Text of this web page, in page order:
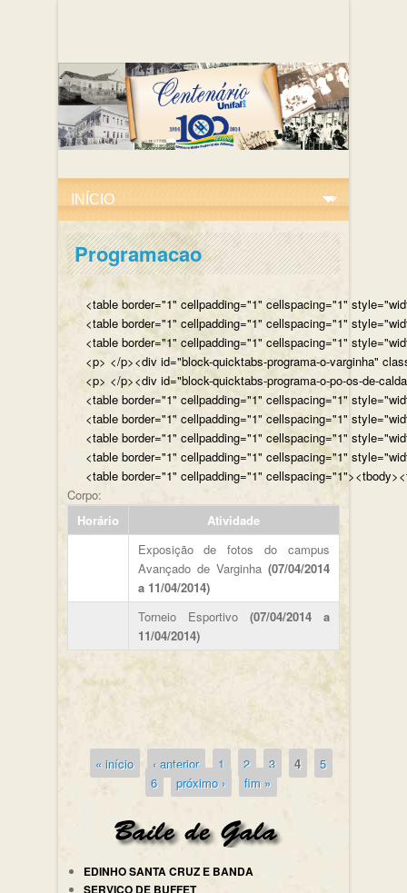
Programacao
<table border="1" cellpadding="1" cellspacing="1"
<table border="1" cellpadding="1" cellspacing="1"
<table border="1" cellpadding="1" cellspacing="1"
<p> </p><div id="block-quicktabs-programa-o-varginha"
<p> </p><div id="block-quicktabs-programa-o-po-os-de-
<table border="1" cellpadding="1" cellspacing="1"
<table border="1" cellpadding="1" cellspacing="1"
<table border="1" cellpadding="1" cellspacing="1"
<table border="1" cellpadding="1" cellspacing="1"
<table border="1" cellpadding="1"
Corpo:
Horário
Atividade
Exposição de fotos do campus
Avançado de Varginha (07/04/2014
a 11/04/2014)
Torneio Esportivo (07/04/2014 a
11/04/2014)
Páginas
« início ‹ anterior 1 2 3 4
5
6
próximo › fim »
EDINHO SANTA CRUZ E BANDA
SERVIÇO DE BUFFET